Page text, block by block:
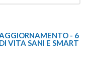
- 6
VITA SANI E SMART